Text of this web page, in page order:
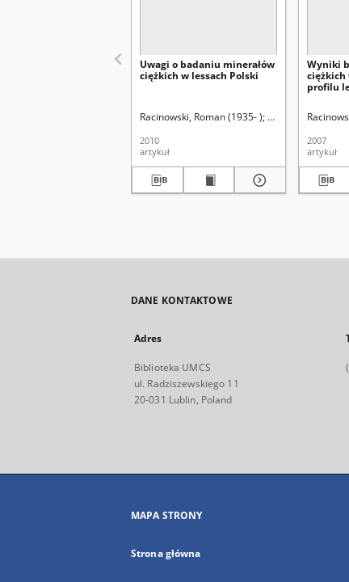
Uwagi o badaniu minerałów
ciężkich w lessach Polski
Racinowski, Roman (1935- ) Uniwersytet Marii
2010
artykuł
Wyniki
ciężkich
profilu
2007
artykuł
DANE KONTAKTOWE
Adres
Biblioteka UMCS
ul. Radziszewskiego 11
20-031 Lublin, Poland
MAPA STRONY
Strona główna